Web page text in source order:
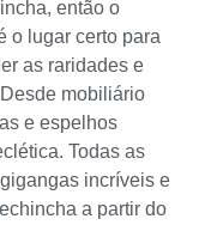
então o
o lugar certo para
as raridades e
mobiliário
e espelhos
Todas as
incríveis e
a partir do